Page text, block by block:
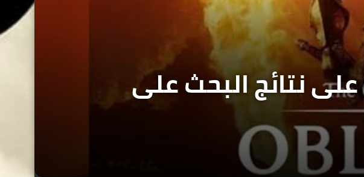
عاجل : ظهور لعبة Oblivion Remaster على نتائج البحث على